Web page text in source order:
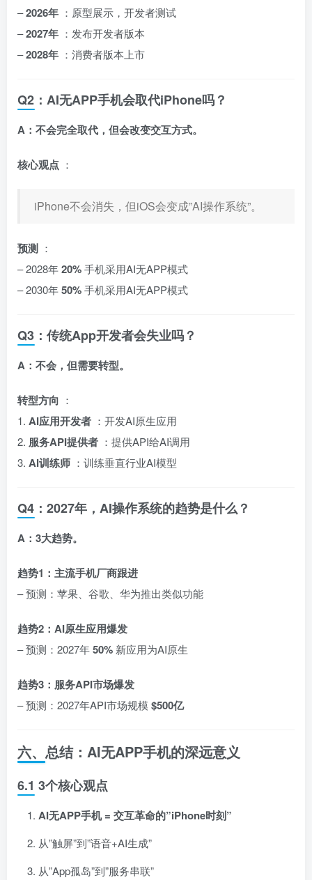
–2026年 ：原型展示，开发者测试
–2027年 ：发布开发者版本
–2028年 ：消费者版本上市
Q2：AI无APP手机会取代iPhone吗？
A：不会完全取代，但会改变交互方式。
核心观点 ：
iPhone不会消失，但iOS会变成”AI操作系统”。
预测 ：
– 2028年20%手机采用AI无APP模式
– 2030年50%手机采用AI无APP模式
Q3：传统App开发者会失业吗？
A：不会，但需要转型。
转型方向 ：
1. AI应用开发者 ：开发AI原生应用
2. 服务API提供者 ：提供API给AI调用
3. AI训练师 ：训练垂直行业AI模型
Q4：2027年，AI操作系统的趋势是什么？
A：3大趋势。
趋势1：主流手机厂商跟进
– 预测：苹果、谷歌、华为推出类似功能
趋势2：AI原生应用爆发
– 预测：2027年50% 新应用为AI原生
趋势3：服务API市场爆发
– 预测：2027年API市场规模 $500亿
六、总结：AI无APP手机的深远意义
6.1 3个核心观点
AI无APP手机 = 交互革命的”iPhone时刻”
从”触屏”到”语音+AI生成”
从”App孤岛”到”服务串联”